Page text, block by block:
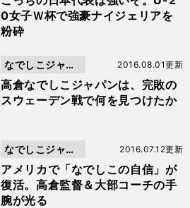
0女子Ｗ杯で強豪ナイジェリアを
粉砕
高倉なでしこジャパンは、完敗の
スウェーデン戦で何を見つけたか
2016.08.01更新
なでしこジャパ
ン
アメリカで「なでしこの自信」が
復活。高倉監督＆大部コーチの手
腕が光る
2016.07.12更新
なでしこジャパ
ン